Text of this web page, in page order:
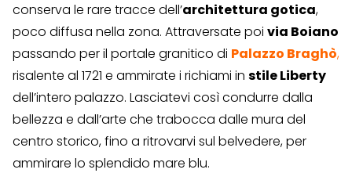
conserva le rare tracce dell’architettura gotica,
poco diffusa nella zona. Attraversate poi via Boiano
passando per il portale granitico di Palazzo Braghò,
risalente al 1721 e ammirate i richiami in stile Liberty
dell’intero palazzo. Lasciatevi così condurre dalla
bellezza e dall’arte che trabocca dalle mura del
centro storico, fino a ritrovarvi sul belvedere, per
ammirare lo splendido mare blu.